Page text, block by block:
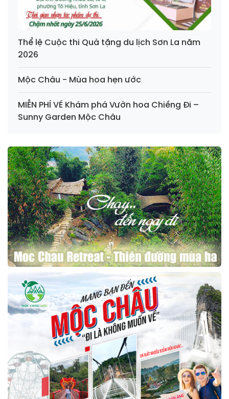
Thể lệ Cuộc thi Quà tặng du lịch Sơn La năm
2026
Mộc Châu - Mùa hoa hẹn ước
MIỄN PHÍ VÉ Khám phá Vườn hoa Chiềng Đi –
Sunny Garden Mộc Châu